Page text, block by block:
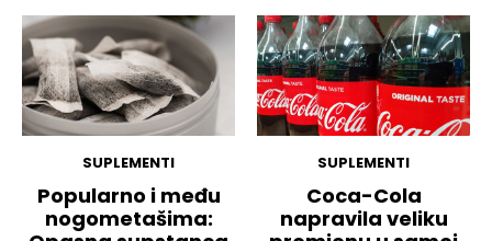
Njega njega
Šminka
Tehnologija
KALORIJE
SUPLEMENTI
Popularno i među
nogometašima:
SUPLEMENTI
Coca-Cola
napravila veliku